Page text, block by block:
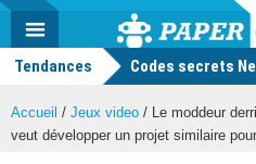
Actu
geek
MENU
Tendances Codes secrets
Accueil / Jeux video / Le moddeur
veut développer un projet similaire
Mode
Facebook